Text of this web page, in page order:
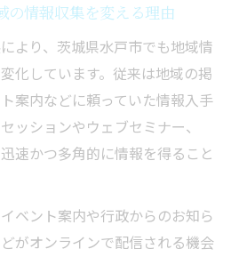
境がスキルアップを支える理
ッションによる実践的な成長
得られる最新ビジネススキル
得が地域イベント参加に役立
の情報収集を変える理由
より、茨城県水戸市でも地域情
化しています。従来は地域の掲
案内などに頼っていた情報入手
ッションやウェブセミナー、
速かつ多角的に情報を得ること
ベント案内や行政からのお知ら
がオンラインで配信される機会